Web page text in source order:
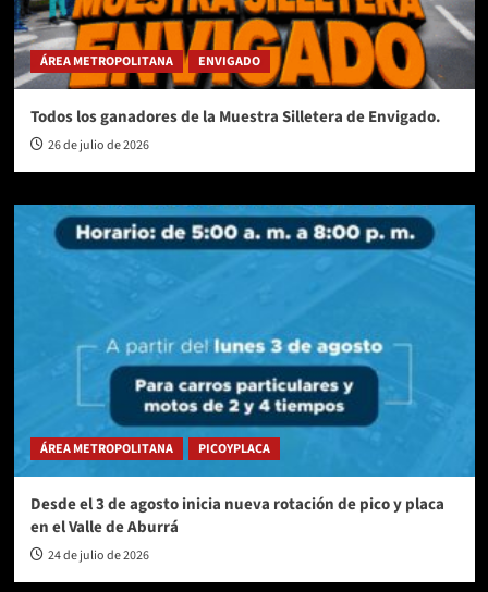
ÁREA METROPOLITANA ENVIGADO
Todos los ganadores de la Muestra Silletera de Envigado.
26 de julio de 2026
ÁREA METROPOLITANA PICOYPLACA
Desde el 3 de agosto inicia nueva rotación de pico y placa
en el Valle de Aburrá
24 de julio de 2026